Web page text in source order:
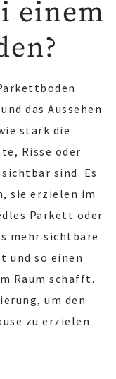
einem
das Aussehen
stark die
Risse oder
sind. Es
sie erzielen im
Parkett oder
mehr sichtbare
und so einen
Raum schafft.
um den
zu erzielen.